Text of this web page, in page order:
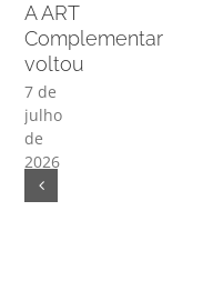
A ART
Complementar
voltou
7 de
julho
de
2026